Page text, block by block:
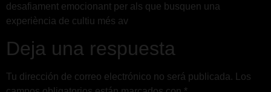
desafiament emocionant per als que busquen una
experiència de cultiu més av
Deja una respuesta
Tu dirección de correo electrónico no será publicada.
Los